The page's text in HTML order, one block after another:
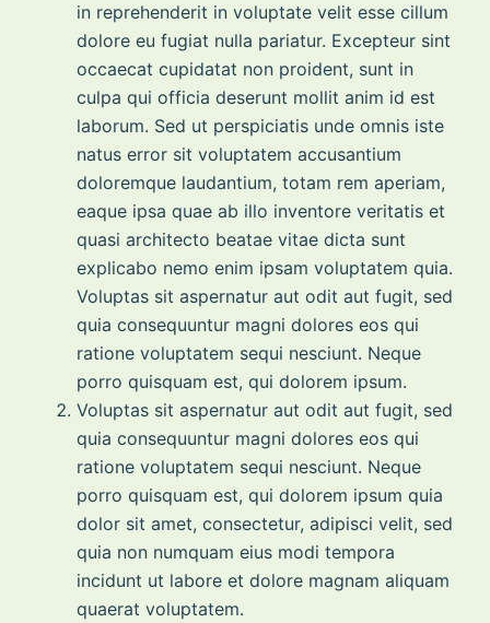
in reprehenderit in voluptate velit esse cillum
dolore eu fugiat nulla pariatur. Excepteur sint
occaecat cupidatat non proident, sunt in
culpa qui officia deserunt mollit anim id est
laborum. Sed ut perspiciatis unde omnis iste
natus error sit voluptatem accusantium
doloremque laudantium, totam rem aperiam,
eaque ipsa quae ab illo inventore veritatis et
quasi architecto beatae vitae dicta sunt
explicabo nemo enim ipsam voluptatem quia.
Voluptas sit aspernatur aut odit aut fugit, sed
quia consequuntur magni dolores eos qui
ratione voluptatem sequi nesciunt. Neque
porro quisquam est, qui dolorem ipsum.
Voluptas sit aspernatur aut odit aut fugit, sed
quia consequuntur magni dolores eos qui
ratione voluptatem sequi nesciunt. Neque
porro quisquam est, qui dolorem ipsum quia
dolor sit amet, consectetur, adipisci velit, sed
quia non numquam eius modi tempora
incidunt ut labore et dolore magnam aliquam
quaerat voluptatem.